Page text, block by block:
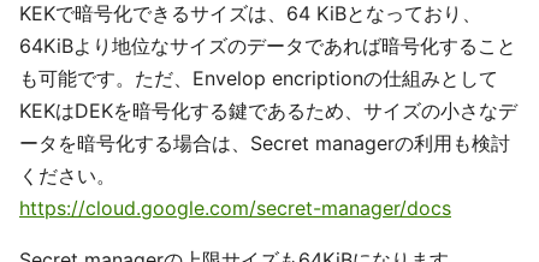
KEKで暗号化できるサイズは、64 KiBとなっており、
64KiBより地位なサイズのデータであれば暗号化すること
も可能です。ただ、Envelop encriptionの仕組みとして
KEKはDEKを暗号化する鍵であるため、サイズの小さなデ
ータを暗号化する場合は、Secret managerの利用も検討
ください。
https://cloud.google.com/secret-manager/docs